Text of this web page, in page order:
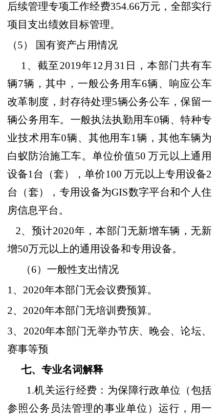
后续管理专项工作经费354.66万元，全部实行
项目支出绩效目标管理。
（5） 国有资产占用情况
1、截至2019年12 月 31 日，本部门共有车
辆7辆，其中，一般公务用车6辆、响应公车
改革制度，封存待处理5辆公务公车，保留一
辆公务用车。一般执法执勤用车0辆、特种专
业技术用车0辆、其他用车1辆，其他车辆为
白蚁防治施工车。单位价值50万元以上通用
设备1台（套），单价100 万元以上专用设备2
台（套），专用设备为GIS数字平台和个人住
房信息平台。
2、预计2020年，本部门无新增车辆，无新
增50万元以上的通用设备和专用设备。
（6）一般性支出情况
1、 2020年本部门无会议费预算。
2、 2020年本部门无培训费预算。
3、 2020年本部门无举办节庆、晚会、论坛、
赛事等预
七、专业名词解释
1.机关运行经费：为保障行政单位（包括
参照公务员法管理的事业单位）运行，用一